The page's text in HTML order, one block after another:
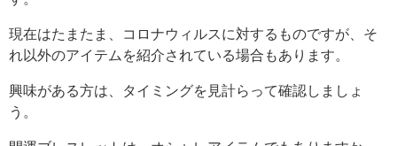
現在はたまたま、コロナウィルスに対するものですが、そ
れ以外のアイテムを紹介されている場合もあります。
興味がある方は、タイミングを見計らって確認しましょ
う。